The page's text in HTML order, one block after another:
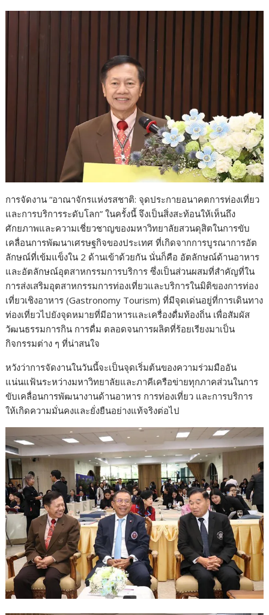
การจัดงาน “อาณาจักรแห่งรสชาติ: จุดประกายอนาคตการท่องเที่ยว
และการบริการระดับโลก” ในครั้งนี้ จึงเป็นสิ่งสะท้อนให้เห็นถึง
ศักยภาพและความเชี่ยวชาญของมหาวิทยาลัยสวนดุสิตในการขับ
เคลื่อนการพัฒนาเศรษฐกิจของประเทศ ที่เกิดจากการบูรณาการอัต
ลักษณ์ที่เข้มแข็งใน 2 ด้านเข้าด้วยกัน นั่นก็คือ อัตลักษณ์ด้านอาหาร
และอัตลักษณ์อุตสาหกรรมการบริการ ซึ่งเป็นส่วนผสมที่สำคัญที่ใน
การส่งเสริมอุตสาหกรรมการท่องเที่ยวและบริการในมิติของการท่อง
เที่ยวเชิงอาหาร (Gastronomy Tourism) ที่มีจุดเด่นอยู่ที่การเดินทาง
ท่องเที่ยวไปยังจุดหมายที่มีอาหารและเครื่องดื่มท้องถิ่น เพื่อสัมผัส
วัฒนธรรมการกิน การดื่ม ตลอดจนการผลิตที่ร้อยเรียงมาเป็น
กิจกรรมต่าง ๆ ที่น่าสนใจ
หวังว่าการจัดงานในวันนี้จะเป็นจุดเริ่มต้นของความร่วมมืออัน
แน่นแฟ้นระหว่างมหาวิทยาลัยและภาคีเครือข่ายทุกภาคส่วนในการ
ขับเคลื่อนการพัฒนางานด้านอาหาร การท่องเที่ยว และการบริการ
ให้เกิดความมั่นคงและยั่งยืนอย่างแท้จริงต่อไป